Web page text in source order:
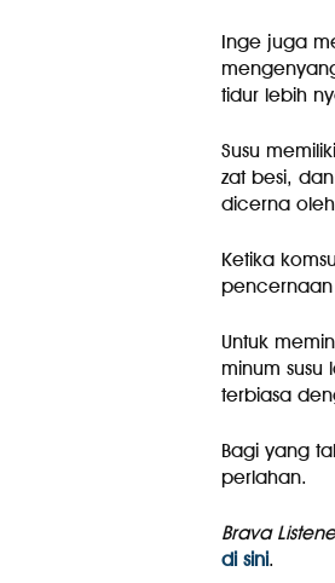
Inge juga
tidur lebih
Susu
zat besi,
dicerna
Ketika
pencernaan
Untuk
minum susu
terbiasa
Bagi yang
perlahan.
Brava
di sini.